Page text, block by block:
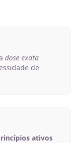
dose exata
de
ativos